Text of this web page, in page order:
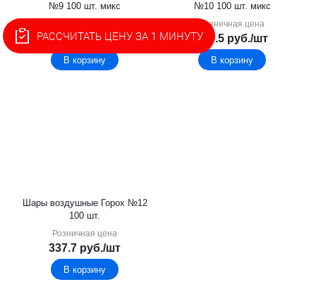
№9 100 шт. микс
241.6 руб. /шт
В корзину
№10 100 шт. микс
Розничная цена
286.5 руб./шт
В корзину
Шары воздушные Горох №12
100 шт.
Розничная цена
337.7 руб./шт
В корзину
РАССЧИТАТЬ ЦЕНУ ЗА 1 МИНУТУ